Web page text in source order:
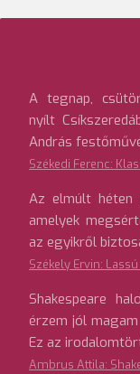
A tegnap,
nyílt
András
Székedi Ferenc:
Az elmúlt
amelyek
az egyikről
Székely Ervin:
Shakespeare
érzem jól
Ez az
Ambrus Attila: